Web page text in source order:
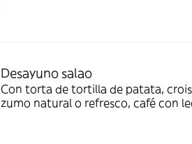
Desayuno salao
Con torta de tortilla de patata,
zumo natural o refresco, café con